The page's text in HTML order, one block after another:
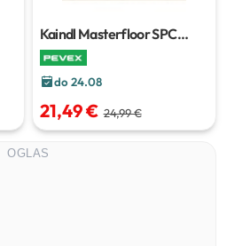
Kaindl Masterfloor SPC
podni vinil S323 AS
do 24.08
21,49 € 24,99 €
OGLAS